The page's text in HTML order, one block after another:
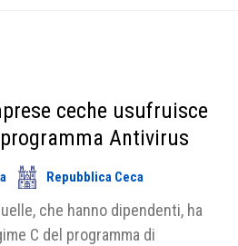
ceche usufruisce
Antivirus
Repubblica Ceca
che hanno dipendenti, ha
C del programma di